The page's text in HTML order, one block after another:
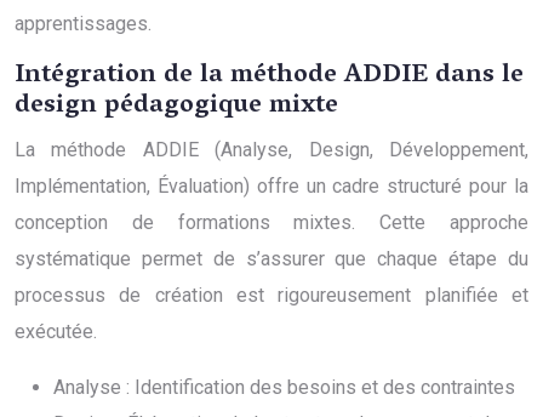
apprentissages.
Intégration de la méthode ADDIE dans le
design pédagogique mixte
La méthode ADDIE (Analyse, Design, Développement,
Implémentation, Évaluation) offre un cadre structuré pour la
conception de formations mixtes. Cette approche
systématique permet de s’assurer que chaque étape du
processus de création est rigoureusement planifiée et
exécutée.
Analyse : Identification des besoins et des contraintes